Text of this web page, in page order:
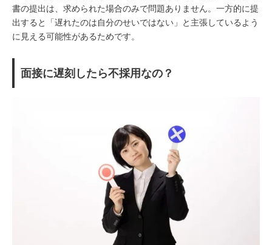
書の提出は、求められた場合のみで問題ありません。一方的に提
出すると「遅れたのは自分のせいではない」と主張しているよう
に見える可能性があるためです。
面接に遅刻したら不採用なの？